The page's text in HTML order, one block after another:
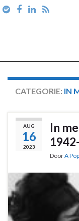
CATEGORIE: IN
AUG
16
2023
In
DoorA